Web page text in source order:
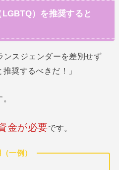
）を推奨すると
ンスジェンダーを差別せず
奨するべきだ！」
金が必要です。
一例）